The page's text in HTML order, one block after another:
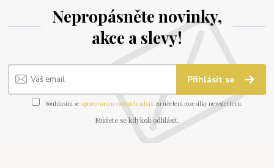
Nepropásněte novinky,
akce a slevy!
Přihlásit se
Souhlasím se zpracováním osobních údajů za účelem rozesílky newsletteru.
Můžete se kdykoli odhlásit.